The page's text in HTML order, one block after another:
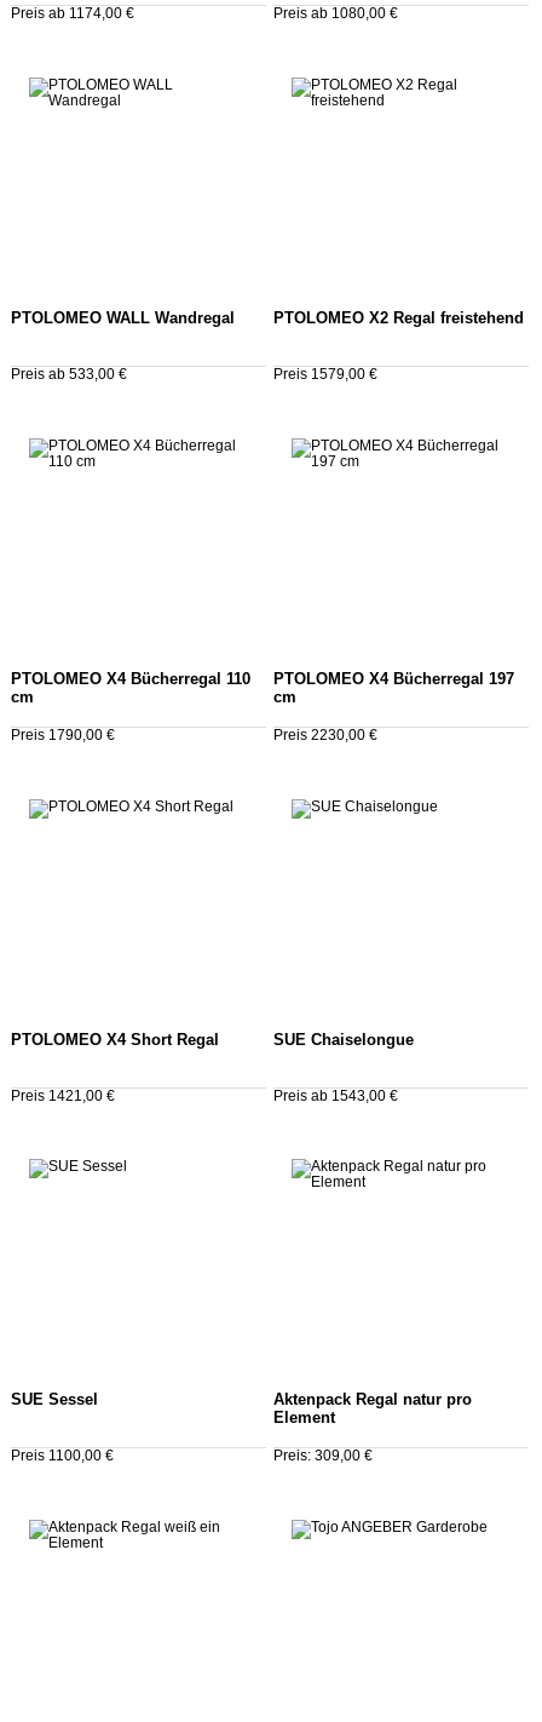
Preis ab 1174,00 € Preis ab 1080,00 €
PTOLOMEO WALL Wandregal
Preis ab 533,00 €
PTOLOMEO X2 Regal freistehend
Preis 1579,00 €
PTOLOMEO X4 Bücherregal 110
cm
Preis 1790,00 €
PTOLOMEO X4 Bücherregal 197
cm
Preis 2230,00 €
PTOLOMEO X4 Short Regal
Preis 1421,00 €
SUE Chaiselongue
Preis ab 1543,00 €
SUE Sessel
Preis 1100,00 €
Aktenpack Regal natur pro
Element
Preis: 309,00 €